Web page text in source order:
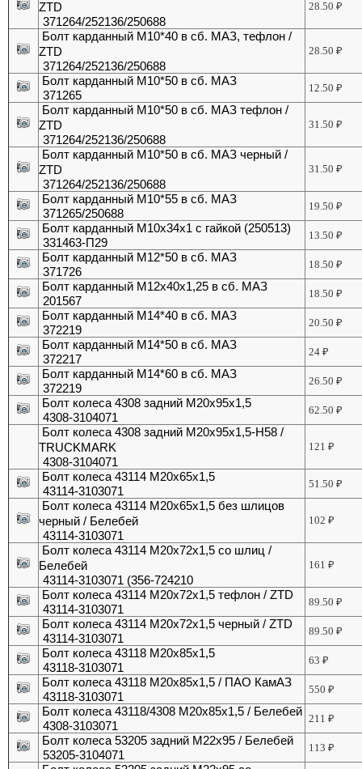
ZTD
371264/252136/250688
28.50₽
Болт карданный М10*40 в сб. МАЗ, тефлон /
ZTD
371264/252136/250688
28.50₽
Болт карданный М10*50 в сб. МАЗ
371265
12.50₽
Болт карданный М10*50 в сб. МАЗ тефлон /
ZTD
371264/252136/250688
31.50₽
Болт карданный М10*50 в сб. МАЗ черный /
ZTD
371264/252136/250688
31.50₽
Болт карданный М10*55 в сб. МАЗ
371265/250688
19.50₽
Болт карданный М10х34х1 с гайкой (250513)
331463-П29
13.50₽
Болт карданный М12*50 в сб. МАЗ
371726
18.50₽
Болт карданный М12х40х1,25 в сб. МАЗ
201567
18.50₽
Болт карданный М14*40 в сб. МАЗ
372219
20.50₽
Болт карданный М14*50 в сб. МАЗ
372217
24₽
Болт карданный М14*60 в сб. МАЗ
372219
26.50₽
Болт колеса 4308 задний М20х95х1,5
4308-3104071
62.50₽
Болт колеса 4308 задний М20х95х1,5-H58 /
TRUCKMARK
4308-3104071
121₽
Болт колеса 43114 М20х65х1,5
43114-3103071
51.50₽
Болт колеса 43114 М20х65х1,5 без шлицов
черный / Белебей
43114-3103071
102₽
Болт колеса 43114 М20х72х1,5 со шлиц /
Белебей
43114-3103071 (356-724210
161₽
Болт колеса 43114 М20х72х1,5 тефлон / ZTD
43114-3103071
89.50₽
Болт колеса 43114 М20х72х1,5 черный / ZTD
43114-3103071
89.50₽
Болт колеса 43118 М20х85х1,5
43118-3103071
63₽
Болт колеса 43118 М20х85х1,5 / ПАО КамАЗ
43118-3103071
550₽
Болт колеса 43118/4308 М20х85х1,5 / Белебей
4308-3103071
211₽
Болт колеса 53205 задний М22х95 / Белебей
53205-3104071
113₽